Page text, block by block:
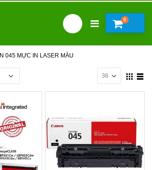
0
045 MỰC IN LASER MÀU